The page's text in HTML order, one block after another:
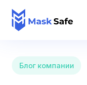
Блог компании